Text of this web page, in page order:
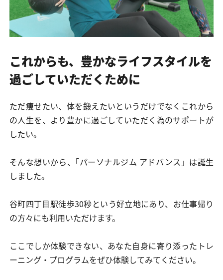
これからも、豊かなライフスタイルを
過ごしていただくために
ただ痩せたい、体を鍛えたいというだけでなくこれから
の人生を、より豊かに過ごしていただく為のサポートが
したい。
そんな想いから、｢パーソナルジム アドバンス」は誕生
しました。
谷町四丁目駅徒歩30秒という好立地にあり、お仕事帰り
の方々にも利用いただけます。
ここでしか体験できない、あなた自身に寄り添ったトレ
ーニング・プログラムをぜひ体験してみてください。